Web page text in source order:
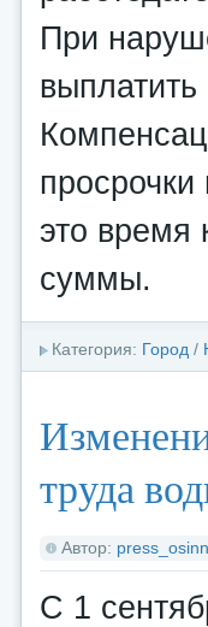
При
это время
суммы.
Категория: Город /
труда
Автор:
С 1